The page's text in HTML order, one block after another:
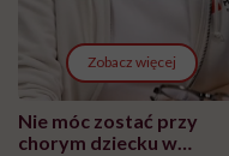
Zobacz więcej
Nie móc zostać przy
chorym dziecku w